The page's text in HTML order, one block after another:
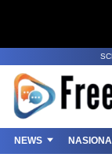
NEWS